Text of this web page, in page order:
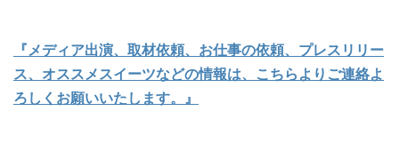
『メディア出演、取材依頼、お仕事の依頼、プレスリリー
ス、オススメスイーツなどの情報は、こちらよりご連絡よ
ろしくお願いいたします。』